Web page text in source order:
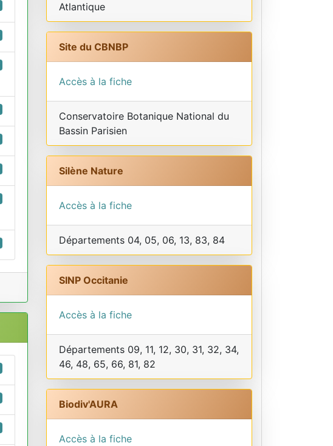
Atlantique
Site du CBNBP
Accès à la fiche
Conservatoire Botanique National du
Bassin Parisien
Silène Nature
Accès à la fiche
Départements 04, 05, 06, 13, 83, 84
SINP Occitanie
Accès à la fiche
Départements 09, 11, 12, 30, 31, 32, 34,
46, 48, 65, 66, 81, 82
Biodiv'AURA
Accès à la fiche